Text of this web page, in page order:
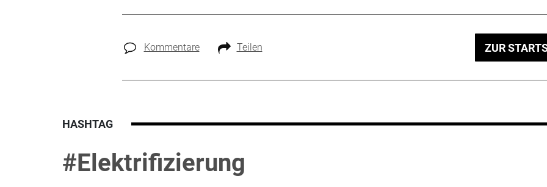
Kommentare Teilen ZUR
HASHTAG
#Elektrifizierung